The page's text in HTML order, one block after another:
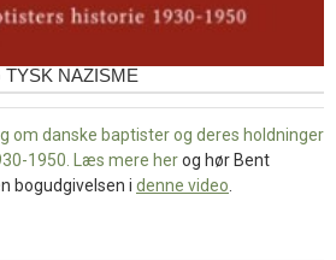
NAZISME
om danske baptister og deres holdninger
1950. Læs mere herog hør Bent
bogudgivelsen i denne video